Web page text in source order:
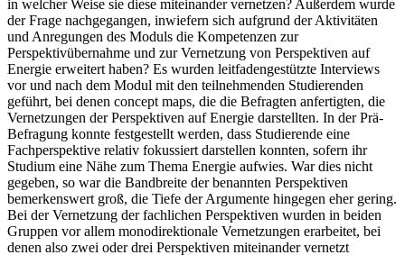
in welcher Weise sie diese miteinander vernetzen? Außerdem wurde
der Frage nachgegangen, inwiefern sich aufgrund der Aktivitäten
und Anregungen des Moduls die Kompetenzen zur
Perspektivübernahme und zur Vernetzung von Perspektiven auf
Energie erweitert haben? Es wurden leitfadengestützte Interviews
vor und nach dem Modul mit den teilnehmenden Studierenden
geführt, bei denen concept maps, die die Befragten anfertigten, die
Vernetzungen der Perspektiven auf Energie darstellten. In der Prä-
Befragung konnte festgestellt werden, dass Studierende eine
Fachperspektive relativ fokussiert darstellen konnten, sofern ihr
Studium eine Nähe zum Thema Energie aufwies. War dies nicht
gegeben, so war die Bandbreite der benannten Perspektiven
bemerkenswert groß, die Tiefe der Argumente hingegen eher gering.
Bei der Vernetzung der fachlichen Perspektiven wurden in beiden
Gruppen vor allem monodirektionale Vernetzungen erarbeitet, bei
denen also zwei oder drei Perspektiven miteinander vernetzt